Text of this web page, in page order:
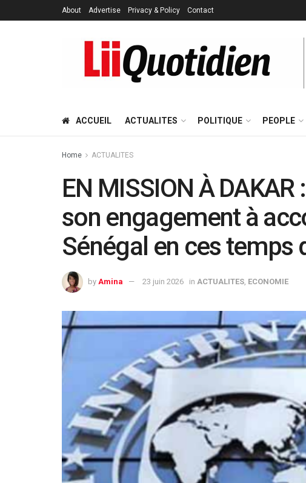
About Advertise Privacy & Policy Contact
ACCUEIL ACTUALITES POLITIQUE PEOPLE
Home ACTUALITES
EN MISSION À
son engagement à
Sénégal en ces temps
by Amina 23 juin 2026 in ACTUALITES ECONOMIE